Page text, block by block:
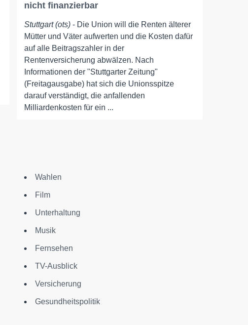
nicht finanzierbar
Stuttgart (ots) - Die Union will die Renten älterer
Mütter und Väter aufwerten und die Kosten dafür
auf alle Beitragszahler in der
Rentenversicherung abwälzen. Nach
Informationen der "Stuttgarter Zeitung"
(Freitagausgabe) hat sich die Unionsspitze
darauf verständigt, die anfallenden
Milliardenkosten für ein ...
Wahlen
Film
Unterhaltung
Musik
Fernsehen
TV-Ausblick
Versicherung
Gesundheitspolitik